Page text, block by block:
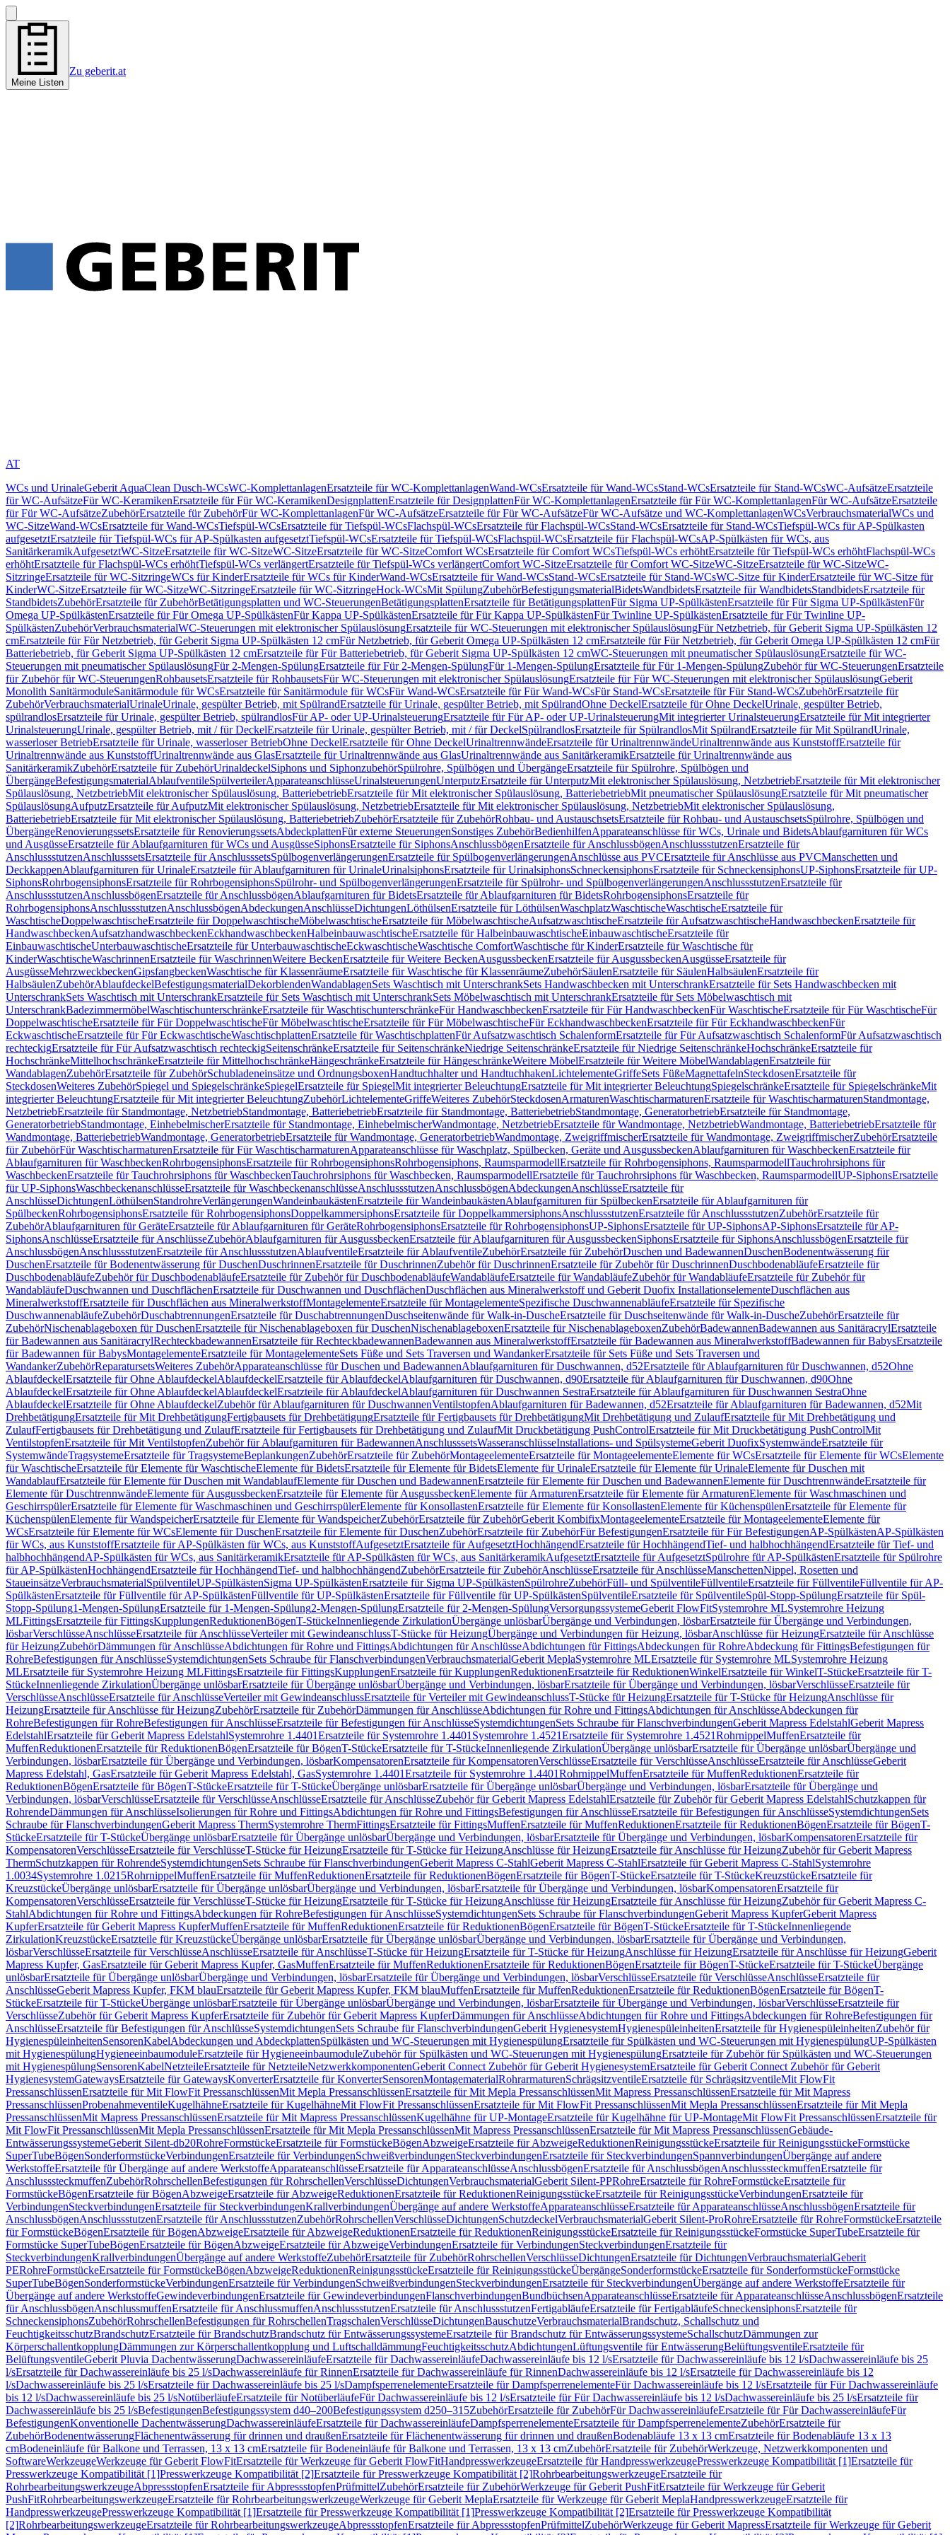
Meine Listen
Zu geberit.at
AT
WCs und UrinaleGeberit AquaClean Dusch-WCsWC-KomplettanlagenErsatzteile für WC-KomplettanlagenWand-WCsErsatzteile für Wand-WCsStand-WCsErsatzteile für Stand-WCsWC-AufsätzeErsatzteile
für WC-AufsätzeFür WC-KeramikenErsatzteile für Für WC-KeramikenDesignplattenErsatzteile für DesignplattenFür WC-KomplettanlagenErsatzteile für Für WC-KomplettanlagenFür WC-AufsätzeErsatzteile
für Für WC-AufsätzeZubehörErsatzteile für ZubehörFür WC-KomplettanlagenFür WC-AufsätzeErsatzteile für Für WC-AufsätzeFür WC-Aufsätze und WC-KomplettanlagenWCsVerbrauchsmaterialWCs und
WC-SitzeWand-WCsErsatzteile für Wand-WCsTiefspül-WCsErsatzteile für Tiefspül-WCsFlachspül-WCsErsatzteile für Flachspül-WCsStand-WCsErsatzteile für Stand-WCsTiefspül-WCs für AP-Spülkasten
aufgesetztErsatzteile für Tiefspül-WCs für AP-Spülkasten aufgesetztTiefspül-WCsErsatzteile für Tiefspül-WCsFlachspül-WCsErsatzteile für Flachspül-WCsAP-Spülkästen für WCs, aus
SanitärkeramikAufgesetztWC-SitzeErsatzteile für WC-SitzeWC-SitzeErsatzteile für WC-SitzeComfort WCsErsatzteile für Comfort WCsTiefspül-WCs erhöhtErsatzteile für Tiefspül-WCs erhöhtFlachspül-WCs
erhöhtErsatzteile für Flachspül-WCs erhöhtTiefspül-WCs verlängertErsatzteile für Tiefspül-WCs verlängertComfort WC-SitzeErsatzteile für Comfort WC-SitzeWC-SitzeErsatzteile für WC-SitzeWC-
SitzringeErsatzteile für WC-SitzringeWCs für KinderErsatzteile für WCs für KinderWand-WCsErsatzteile für Wand-WCsStand-WCsErsatzteile für Stand-WCsWC-Sitze für KinderErsatzteile für WC-Sitze für
KinderWC-SitzeErsatzteile für WC-SitzeWC-SitzringeErsatzteile für WC-SitzringeHock-WCsMit SpülungZubehörBefestigungsmaterialBidetsWandbidetsErsatzteile für WandbidetsStandbidetsErsatzteile für
StandbidetsZubehörErsatzteile für ZubehörBetätigungsplatten und WC-SteuerungenBetätigungsplattenErsatzteile für BetätigungsplattenFür Sigma UP-SpülkästenErsatzteile für Für Sigma UP-SpülkästenFür
Omega UP-SpülkästenErsatzteile für Für Omega UP-SpülkästenFür Kappa UP-SpülkästenErsatzteile für Für Kappa UP-SpülkästenFür Twinline UP-SpülkästenErsatzteile für Für Twinline UP-
SpülkästenZubehörVerbrauchsmaterialWC-Steuerungen mit elektronischer SpülauslösungErsatzteile für WC-Steuerungen mit elektronischer SpülauslösungFür Netzbetrieb, für Geberit Sigma UP-Spülkästen 12
cmErsatzteile für Für Netzbetrieb, für Geberit Sigma UP-Spülkästen 12 cmFür Netzbetrieb, für Geberit Omega UP-Spülkästen 12 cmErsatzteile für Für Netzbetrieb, für Geberit Omega UP-Spülkästen 12 cmFür
Batteriebetrieb, für Geberit Sigma UP-Spülkästen 12 cmErsatzteile für Für Batteriebetrieb, für Geberit Sigma UP-Spülkästen 12 cmWC-Steuerungen mit pneumatischer SpülauslösungErsatzteile für WC-
Steuerungen mit pneumatischer SpülauslösungFür 2-Mengen-SpülungErsatzteile für Für 2-Mengen-SpülungFür 1-Mengen-SpülungErsatzteile für Für 1-Mengen-SpülungZubehör für WC-SteuerungenErsatzteile
für Zubehör für WC-SteuerungenRohbausetsErsatzteile für RohbausetsFür WC-Steuerungen mit elektronischer SpülauslösungErsatzteile für Für WC-Steuerungen mit elektronischer SpülauslösungGeberit
Monolith SanitärmoduleSanitärmodule für WCsErsatzteile für Sanitärmodule für WCsFür Wand-WCsErsatzteile für Für Wand-WCsFür Stand-WCsErsatzteile für Für Stand-WCsZubehörErsatzteile für
ZubehörVerbrauchsmaterialUrinaleUrinale, gespülter Betrieb, mit SpülrandErsatzteile für Urinale, gespülter Betrieb, mit SpülrandOhne DeckelErsatzteile für Ohne DeckelUrinale, gespülter Betrieb,
spülrandlosErsatzteile für Urinale, gespülter Betrieb, spülrandlosFür AP- oder UP-UrinalsteuerungErsatzteile für Für AP- oder UP-UrinalsteuerungMit integrierter UrinalsteuerungErsatzteile für Mit integrierter
UrinalsteuerungUrinale, gespülter Betrieb, mit / für DeckelErsatzteile für Urinale, gespülter Betrieb, mit / für DeckelSpülrandlosErsatzteile für SpülrandlosMit SpülrandErsatzteile für Mit SpülrandUrinale,
wasserloser BetriebErsatzteile für Urinale, wasserloser BetriebOhne DeckelErsatzteile für Ohne DeckelUrinaltrennwändeErsatzteile für UrinaltrennwändeUrinaltrennwände aus KunststoffErsatzteile für
Urinaltrennwände aus KunststoffUrinaltrennwände aus GlasErsatzteile für Urinaltrennwände aus GlasUrinaltrennwände aus SanitärkeramikErsatzteile für Urinaltrennwände aus
SanitärkeramikZubehörErsatzteile für ZubehörUrinaldeckelSiphons und SiphonzubehörSpülrohre, Spülbögen und ÜbergängeErsatzteile für Spülrohre, Spülbögen und
ÜbergängeBefestigungsmaterialAblaufventileSpülverteilerApparateanschlüsseUrinalsteuerungenUnterputzErsatzteile für UnterputzMit elektronischer Spülauslösung, NetzbetriebErsatzteile für Mit elektronischer
Spülauslösung, NetzbetriebMit elektronischer Spülauslösung, BatteriebetriebErsatzteile für Mit elektronischer Spülauslösung, BatteriebetriebMit pneumatischer SpülauslösungErsatzteile für Mit pneumatischer
SpülauslösungAufputzErsatzteile für AufputzMit elektronischer Spülauslösung, NetzbetriebErsatzteile für Mit elektronischer Spülauslösung, NetzbetriebMit elektronischer Spülauslösung,
BatteriebetriebErsatzteile für Mit elektronischer Spülauslösung, BatteriebetriebZubehörErsatzteile für ZubehörRohbau- und AustauschsetsErsatzteile für Rohbau- und AustauschsetsSpülrohre, Spülbögen und
ÜbergängeRenovierungssetsErsatzteile für RenovierungssetsAbdeckplattenFür externe SteuerungenSonstiges ZubehörBedienhilfenApparateanschlüsse für WCs, Urinale und BidetsAblaufgarnituren für WCs
und AusgüsseErsatzteile für Ablaufgarnituren für WCs und AusgüsseSiphonsErsatzteile für SiphonsAnschlussbögenErsatzteile für AnschlussbögenAnschlussstutzenErsatzteile für
AnschlussstutzenAnschlusssetsErsatzteile für AnschlusssetsSpülbogenverlängerungenErsatzteile für SpülbogenverlängerungenAnschlüsse aus PVCErsatzteile für Anschlüsse aus PVCManschetten und
DeckkappenAblaufgarnituren für UrinaleErsatzteile für Ablaufgarnituren für UrinaleUrinalsiphonsErsatzteile für UrinalsiphonsSchneckensiphonsErsatzteile für SchneckensiphonsUP-SiphonsErsatzteile für UP-
SiphonsRohrbogensiphonsErsatzteile für RohrbogensiphonsSpülrohr- und SpülbogenverlängerungenErsatzteile für Spülrohr- und SpülbogenverlängerungenAnschlussstutzenErsatzteile für
AnschlussstutzenAnschlussbögenErsatzteile für AnschlussbögenAblaufgarnituren für BidetsErsatzteile für Ablaufgarnituren für BidetsRohrbogensiphonsErsatzteile für
RohrbogensiphonsAnschlussstutzenAnschlussbögenAbdeckungenAnschlüsseDichtungenLöthülsenErsatzteile für LöthülsenWaschplatzWaschtischeWaschtischeErsatzteile für
WaschtischeDoppelwaschtischeErsatzteile für DoppelwaschtischeMöbelwaschtischeErsatzteile für MöbelwaschtischeAufsatzwaschtischeErsatzteile für AufsatzwaschtischeHandwaschbeckenErsatzteile für
HandwaschbeckenAufsatzhandwaschbeckenEckhandwaschbeckenHalbeinbauwaschtischeErsatzteile für HalbeinbauwaschtischeEinbauwaschtischeErsatzteile für
EinbauwaschtischeUnterbauwaschtischeErsatzteile für UnterbauwaschtischeEckwaschtischeWaschtische ComfortWaschtische für KinderErsatzteile für Waschtische für
KinderWaschtischeWaschrinnenErsatzteile für WaschrinnenWeitere BeckenErsatzteile für Weitere BeckenAusgussbeckenErsatzteile für AusgussbeckenAusgüsseErsatzteile für
AusgüsseMehrzweckbeckenGipsfangbeckenWaschtische für KlassenräumeErsatzteile für Waschtische für KlassenräumeZubehörSäulenErsatzteile für SäulenHalbsäulenErsatzteile für
HalbsäulenZubehörAblaufdeckelBefestigungsmaterialDekorblendenWandablagenSets Waschtisch mit UnterschrankSets Handwaschbecken mit UnterschrankErsatzteile für Sets Handwaschbecken mit
UnterschrankSets Waschtisch mit UnterschrankErsatzteile für Sets Waschtisch mit UnterschrankSets Möbelwaschtisch mit UnterschrankErsatzteile für Sets Möbelwaschtisch mit
UnterschrankBadezimmermöbelWaschtischunterschränkeErsatzteile für WaschtischunterschränkeFür HandwaschbeckenErsatzteile für Für HandwaschbeckenFür WaschtischeErsatzteile für Für WaschtischeFür
DoppelwaschtischeErsatzteile für Für DoppelwaschtischeFür MöbelwaschtischeErsatzteile für Für MöbelwaschtischeFür EckhandwaschbeckenErsatzteile für Für EckhandwaschbeckenFür
EckwaschtischeErsatzteile für Für EckwaschtischeWaschtischplattenErsatzteile für WaschtischplattenFür Aufsatzwaschtisch SchalenformErsatzteile für Für Aufsatzwaschtisch SchalenformFür Aufsatzwaschtisch
rechteckigErsatzteile für Für Aufsatzwaschtisch rechteckigSeitenschränkeErsatzteile für SeitenschränkeNiedrige SeitenschränkeErsatzteile für Niedrige SeitenschränkeHochschränkeErsatzteile für
HochschränkeMittelhochschränkeErsatzteile für MittelhochschränkeHängeschränkeErsatzteile für HängeschränkeWeitere MöbelErsatzteile für Weitere MöbelWandablagenErsatzteile für
WandablagenZubehörErsatzteile für ZubehörSchubladeneinsätze und OrdnungsboxenHandtuchhalter und HandtuchhakenLichtelementeGriffeSets FüßeMagnettafelnSteckdosenErsatzteile für
SteckdosenWeiteres ZubehörSpiegel und SpiegelschränkeSpiegelErsatzteile für SpiegelMit integrierter BeleuchtungErsatzteile für Mit integrierter BeleuchtungSpiegelschränkeErsatzteile für SpiegelschränkeMit
integrierter BeleuchtungErsatzteile für Mit integrierter BeleuchtungZubehörLichtelementeGriffeWeiteres ZubehörSteckdosenArmaturenWaschtischarmaturenErsatzteile für WaschtischarmaturenStandmontage,
NetzbetriebErsatzteile für Standmontage, NetzbetriebStandmontage, BatteriebetriebErsatzteile für Standmontage, BatteriebetriebStandmontage, GeneratorbetriebErsatzteile für Standmontage,
GeneratorbetriebStandmontage, EinhebelmischerErsatzteile für Standmontage, EinhebelmischerWandmontage, NetzbetriebErsatzteile für Wandmontage, NetzbetriebWandmontage, BatteriebetriebErsatzteile für
Wandmontage, BatteriebetriebWandmontage, GeneratorbetriebErsatzteile für Wandmontage, GeneratorbetriebWandmontage, ZweigriffmischerErsatzteile für Wandmontage, ZweigriffmischerZubehörErsatzteile
für ZubehörFür WaschtischarmaturenErsatzteile für Für WaschtischarmaturenApparateanschlüsse für Waschplatz, Spülbecken, Geräte und AusgussbeckenAblaufgarnituren für WaschbeckenErsatzteile für
Ablaufgarnituren für WaschbeckenRohrbogensiphonsErsatzteile für RohrbogensiphonsRohrbogensiphons, RaumsparmodellErsatzteile für Rohrbogensiphons, RaumsparmodellTauchrohrsiphons für
WaschbeckenErsatzteile für Tauchrohrsiphons für WaschbeckenTauchrohrsiphons für Waschbecken, RaumsparmodellErsatzteile für Tauchrohrsiphons für Waschbecken, RaumsparmodellUP-SiphonsErsatzteile
für UP-SiphonsWaschbeckenanschlüsseErsatzteile für WaschbeckenanschlüsseAnschlussstutzenAnschlussbögenAbdeckungenAnschlüsseErsatzteile für
AnschlüsseDichtungenLöthülsenStandrohreVerlängerungenWandeinbaukästenErsatzteile für WandeinbaukästenAblaufgarnituren für SpülbeckenErsatzteile für Ablaufgarnituren für
SpülbeckenRohrbogensiphonsErsatzteile für RohrbogensiphonsDoppelkammersiphonsErsatzteile für DoppelkammersiphonsAnschlussstutzenErsatzteile für AnschlussstutzenZubehörErsatzteile für
ZubehörAblaufgarnituren für GeräteErsatzteile für Ablaufgarnituren für GeräteRohrbogensiphonsErsatzteile für RohrbogensiphonsUP-SiphonsErsatzteile für UP-SiphonsAP-SiphonsErsatzteile für AP-
SiphonsAnschlüsseErsatzteile für AnschlüsseZubehörAblaufgarnituren für AusgussbeckenErsatzteile für Ablaufgarnituren für AusgussbeckenSiphonsErsatzteile für SiphonsAnschlussbögenErsatzteile für
AnschlussbögenAnschlussstutzenErsatzteile für AnschlussstutzenAblaufventileErsatzteile für AblaufventileZubehörErsatzteile für ZubehörDuschen und BadewannenDuschenBodenentwässerung für
DuschenErsatzteile für Bodenentwässerung für DuschenDuschrinnenErsatzteile für DuschrinnenZubehör für DuschrinnenErsatzteile für Zubehör für DuschrinnenDuschbodenabläufeErsatzteile für
DuschbodenabläufeZubehör für DuschbodenabläufeErsatzteile für Zubehör für DuschbodenabläufeWandabläufeErsatzteile für WandabläufeZubehör für WandabläufeErsatzteile für Zubehör für
WandabläufeDuschwannen und DuschflächenErsatzteile für Duschwannen und DuschflächenDuschflächen aus Mineralwerkstoff und Geberit Duofix InstallationselementeDuschflächen aus
MineralwerkstoffErsatzteile für Duschflächen aus MineralwerkstoffMontagelementeErsatzteile für MontagelementeSpezifische DuschwannenabläufeErsatzteile für Spezifische
DuschwannenabläufeZubehörDuschabtrennungenErsatzteile für DuschabtrennungenDuschseitenwände für Walk-in-DuscheErsatzteile für Duschseitenwände für Walk-in-DuscheZubehörErsatzteile für
ZubehörNischenablageboxen für DuschenErsatzteile für Nischenablageboxen für DuschenNischenablageboxenErsatzteile für NischenablageboxenZubehörBadewannenBadewannen aus SanitäracrylErsatzteile
für Badewannen aus SanitäracrylRechteckbadewannenErsatzteile für RechteckbadewannenBadewannen aus MineralwerkstoffErsatzteile für Badewannen aus MineralwerkstoffBadewannen für BabysErsatzteile
für Badewannen für BabysMontagelementeErsatzteile für MontagelementeSets Füße und Sets Traversen und WandankerErsatzteile für Sets Füße und Sets Traversen und
WandankerZubehörReparatursetsWeiteres ZubehörApparateanschlüsse für Duschen und BadewannenAblaufgarnituren für Duschwannen, d52Ersatzteile für Ablaufgarnituren für Duschwannen, d52Ohne
AblaufdeckelErsatzteile für Ohne AblaufdeckelAblaufdeckelErsatzteile für AblaufdeckelAblaufgarnituren für Duschwannen, d90Ersatzteile für Ablaufgarnituren für Duschwannen, d90Ohne
AblaufdeckelErsatzteile für Ohne AblaufdeckelAblaufdeckelErsatzteile für AblaufdeckelAblaufgarnituren für Duschwannen SestraErsatzteile für Ablaufgarnituren für Duschwannen SestraOhne
AblaufdeckelErsatzteile für Ohne AblaufdeckelZubehör für Ablaufgarnituren für DuschwannenVentilstopfenAblaufgarnituren für Badewannen, d52Ersatzteile für Ablaufgarnituren für Badewannen, d52Mit
DrehbetätigungErsatzteile für Mit DrehbetätigungFertigbausets für DrehbetätigungErsatzteile für Fertigbausets für DrehbetätigungMit Drehbetätigung und ZulaufErsatzteile für Mit Drehbetätigung und
ZulaufFertigbausets für Drehbetätigung und ZulaufErsatzteile für Fertigbausets für Drehbetätigung und ZulaufMit Druckbetätigung PushControlErsatzteile für Mit Druckbetätigung PushControlMit
VentilstopfenErsatzteile für Mit VentilstopfenZubehör für Ablaufgarnituren für BadewannenAnschlusssetsWasseranschlüsseInstallations- und SpülsystemeGeberit DuofixSystemwändeErsatzteile für
SystemwändeTragsystemeErsatzteile für TragsystemeBeplankungenZubehörErsatzteile für ZubehörMontageelementeErsatzteile für MontageelementeElemente für WCsErsatzteile für Elemente für WCsElemente
für WaschtischeErsatzteile für Elemente für WaschtischeElemente für BidetsErsatzteile für Elemente für BidetsElemente für UrinaleErsatzteile für Elemente für UrinaleElemente für Duschen mit
WandablaufErsatzteile für Elemente für Duschen mit WandablaufElemente für Duschen und BadewannenErsatzteile für Elemente für Duschen und BadewannenElemente für DuschtrennwändeErsatzteile für
Elemente für DuschtrennwändeElemente für AusgussbeckenErsatzteile für Elemente für AusgussbeckenElemente für ArmaturenErsatzteile für Elemente für ArmaturenElemente für Waschmaschinen und
GeschirrspülerErsatzteile für Elemente für Waschmaschinen und GeschirrspülerElemente für KonsollastenErsatzteile für Elemente für KonsollastenElemente für KüchenspülenErsatzteile für Elemente für
KüchenspülenElemente für WandspeicherErsatzteile für Elemente für WandspeicherZubehörErsatzteile für ZubehörGeberit KombifixMontageelementeErsatzteile für MontageelementeElemente für
WCsErsatzteile für Elemente für WCsElemente für DuschenErsatzteile für Elemente für DuschenZubehörErsatzteile für ZubehörFür BefestigungenErsatzteile für Für BefestigungenAP-SpülkästenAP-Spülkästen
für WCs, aus KunststoffErsatzteile für AP-Spülkästen für WCs, aus KunststoffAufgesetztErsatzteile für AufgesetztHochhängendErsatzteile für HochhängendTief- und halbhochhängendErsatzteile für Tief- und
halbhochhängendAP-Spülkästen für WCs, aus SanitärkeramikErsatzteile für AP-Spülkästen für WCs, aus SanitärkeramikAufgesetztErsatzteile für AufgesetztSpülrohre für AP-SpülkästenErsatzteile für Spülrohre
für AP-SpülkästenHochhängendErsatzteile für HochhängendTief- und halbhochhängendZubehörErsatzteile für ZubehörAnschlüsseErsatzteile für AnschlüsseManschettenNippel, Rosetten und
StaueinsätzeVerbrauchsmaterialSpülventileUP-SpülkästenSigma UP-SpülkästenErsatzteile für Sigma UP-SpülkästenSpülrohreZubehörFüll- und SpülventileFüllventileErsatzteile für FüllventileFüllventile für AP-
SpülkästenErsatzteile für Füllventile für AP-SpülkästenFüllventile für UP-SpülkästenErsatzteile für Füllventile für UP-SpülkästenSpülventileErsatzteile für SpülventileSpül-Stopp-SpülungErsatzteile für Spül-
Stopp-Spülung1-Mengen-SpülungErsatzteile für 1-Mengen-Spülung2-Mengen-SpülungErsatzteile für 2-Mengen-SpülungVersorgungssystemeGeberit FlowFitSystemrohre MLSystemrohre Heizung
MLFittingsErsatzteile für FittingsKupplungenReduktionenBögenT-StückeInnenliegende ZirkulationÜbergänge unlösbarÜbergänge und Verbindungen, lösbarErsatzteile für Übergänge und Verbindungen,
lösbarVerschlüsseAnschlüsseErsatzteile für AnschlüsseVerteiler mit GewindeanschlussT-Stücke für HeizungÜbergänge und Verbindungen für Heizung, lösbarAnschlüsse für HeizungErsatzteile für Anschlüsse
für HeizungZubehörDämmungen für AnschlüsseAbdichtungen für Rohre und FittingsAbdichtungen für AnschlüsseAbdichtungen für FittingsAbdeckungen für RohreAbdeckung für FittingsBefestigungen für
RohreBefestigungen für AnschlüsseSystemdichtungenSets Schraube für FlanschverbindungenVerbrauchsmaterialGeberit MeplaSystemrohre MLErsatzteile für Systemrohre MLSystemrohre Heizung
MLErsatzteile für Systemrohre Heizung MLFittingsErsatzteile für FittingsKupplungenErsatzteile für KupplungenReduktionenErsatzteile für ReduktionenWinkelErsatzteile für WinkelT-StückeErsatzteile für T-
StückeInnenliegende ZirkulationÜbergänge unlösbarErsatzteile für Übergänge unlösbarÜbergänge und Verbindungen, lösbarErsatzteile für Übergänge und Verbindungen, lösbarVerschlüsseErsatzteile für
VerschlüsseAnschlüsseErsatzteile für AnschlüsseVerteiler mit GewindeanschlussErsatzteile für Verteiler mit GewindeanschlussT-Stücke für HeizungErsatzteile für T-Stücke für HeizungAnschlüsse für
HeizungErsatzteile für Anschlüsse für HeizungZubehörErsatzteile für ZubehörDämmungen für AnschlüsseAbdichtungen für Rohre und FittingsAbdichtungen für AnschlüsseAbdeckungen für
RohreBefestigungen für RohreBefestigungen für AnschlüsseErsatzteile für Befestigungen für AnschlüsseSystemdichtungenSets Schraube für FlanschverbindungenGeberit Mapress EdelstahlGeberit Mapress
EdelstahlErsatzteile für Geberit Mapress EdelstahlSystemrohre 1.4401Ersatzteile für Systemrohre 1.4401 Systemrohre 1.4521Ersatzteile für Systemrohre 1.4521RohrnippelMuffenErsatzteile für
MuffenReduktionenErsatzteile für ReduktionenBögenErsatzteile für BögenT-StückeErsatzteile für T-StückeInnenliegende ZirkulationÜbergänge unlösbarErsatzteile für Übergänge unlösbarÜbergänge und
Verbindungen, lösbarErsatzteile für Übergänge und Verbindungen, lösbarKompensatorenErsatzteile für KompensatorenVerschlüsseErsatzteile für VerschlüsseAnschlüsseErsatzteile für AnschlüsseGeberit
Mapress Edelstahl, GasErsatzteile für Geberit Mapress Edelstahl, GasSystemrohre 1.4401Ersatzteile für Systemrohre 1.4401RohrnippelMuffenErsatzteile für MuffenReduktionenErsatzteile für
ReduktionenBögenErsatzteile für BögenT-StückeErsatzteile für T-StückeÜbergänge unlösbarErsatzteile für Übergänge unlösbarÜbergänge und Verbindungen, lösbarErsatzteile für Übergänge und
Verbindungen, lösbarVerschlüsseErsatzteile für VerschlüsseAnschlüsseErsatzteile für AnschlüsseZubehör für Geberit Mapress EdelstahlErsatzteile für Zubehör für Geberit Mapress EdelstahlSchutzkappen für
RohrendeDämmungen für AnschlüsseIsolierungen für Rohre und FittingsAbdichtungen für Rohre und FittingsBefestigungen für AnschlüsseErsatzteile für Befestigungen für AnschlüsseSystemdichtungenSets
Schraube für FlanschverbindungenGeberit Mapress ThermSystemrohre ThermFittingsErsatzteile für FittingsMuffenErsatzteile für MuffenReduktionenErsatzteile für ReduktionenBögenErsatzteile für BögenT-
StückeErsatzteile für T-StückeÜbergänge unlösbarErsatzteile für Übergänge unlösbarÜbergänge und Verbindungen, lösbarErsatzteile für Übergänge und Verbindungen, lösbarKompensatorenErsatzteile für
KompensatorenVerschlüsseErsatzteile für VerschlüsseT-Stücke für HeizungErsatzteile für T-Stücke für HeizungAnschlüsse für HeizungErsatzteile für Anschlüsse für HeizungZubehör für Geberit Mapress
ThermSchutzkappen für RohrendeSystemdichtungenSets Schraube für FlanschverbindungenGeberit Mapress C-StahlGeberit Mapress C-StahlErsatzteile für Geberit Mapress C-StahlSystemrohre
1.0034Systemrohre 1.0215RohrnippelMuffenErsatzteile für MuffenReduktionenErsatzteile für ReduktionenBögenErsatzteile für BögenT-StückeErsatzteile für T-StückeKreuzstückeErsatzteile für
KreuzstückeÜbergänge unlösbarErsatzteile für Übergänge unlösbarÜbergänge und Verbindungen, lösbarErsatzteile für Übergänge und Verbindungen, lösbarKompensatorenErsatzteile für
KompensatorenVerschlüsseErsatzteile für VerschlüsseT-Stücke für HeizungErsatzteile für T-Stücke für HeizungAnschlüsse für HeizungErsatzteile für Anschlüsse für HeizungZubehör für Geberit Mapress C-
StahlAbdichtungen für Rohre und FittingsAbdeckungen für RohreBefestigungen für AnschlüsseSystemdichtungenSets Schraube für FlanschverbindungenGeberit Mapress KupferGeberit Mapress
KupferErsatzteile für Geberit Mapress KupferMuffenErsatzteile für MuffenReduktionenErsatzteile für ReduktionenBögenErsatzteile für BögenT-StückeErsatzteile für T-StückeInnenliegende
ZirkulationKreuzstückeErsatzteile für KreuzstückeÜbergänge unlösbarErsatzteile für Übergänge unlösbarÜbergänge und Verbindungen, lösbarErsatzteile für Übergänge und Verbindungen,
lösbarVerschlüsseErsatzteile für VerschlüsseAnschlüsseErsatzteile für AnschlüsseT-Stücke für HeizungErsatzteile für T-Stücke für HeizungAnschlüsse für HeizungErsatzteile für Anschlüsse für HeizungGeberit
Mapress Kupfer, GasErsatzteile für Geberit Mapress Kupfer, GasMuffenErsatzteile für MuffenReduktionenErsatzteile für ReduktionenBögenErsatzteile für BögenT-StückeErsatzteile für T-StückeÜbergänge
unlösbarErsatzteile für Übergänge unlösbarÜbergänge und Verbindungen, lösbarErsatzteile für Übergänge und Verbindungen, lösbarVerschlüsseErsatzteile für VerschlüsseAnschlüsseErsatzteile für
AnschlüsseGeberit Mapress Kupfer, FKM blauErsatzteile für Geberit Mapress Kupfer, FKM blauMuffenErsatzteile für MuffenReduktionenErsatzteile für ReduktionenBögenErsatzteile für BögenT-
StückeErsatzteile für T-StückeÜbergänge unlösbarErsatzteile für Übergänge unlösbarÜbergänge und Verbindungen, lösbarErsatzteile für Übergänge und Verbindungen, lösbarVerschlüsseErsatzteile für
VerschlüsseZubehör für Geberit Mapress KupferErsatzteile für Zubehör für Geberit Mapress KupferDämmungen für AnschlüsseAbdichtungen für Rohre und FittingsAbdeckungen für RohreBefestigungen für
AnschlüsseErsatzteile für Befestigungen für AnschlüsseSystemdichtungenSets Schraube für FlanschverbindungenGeberit HygienesystemHygienespüleinheitenErsatzteile für HygienespüleinheitenZubehör für
HygienespüleinheitenSensorenKabelAbdeckungen und AbdeckplattenSpülkästen und WC-Steuerungen mit HygienespülungErsatzteile für Spülkästen und WC-Steuerungen mit HygienespülungUP-Spülkästen
mit HygienespülungHygieneeinbaumoduleErsatzteile für HygieneeinbaumoduleZubehör für Spülkästen und WC-Steuerungen mit HygienespülungErsatzteile für Zubehör für Spülkästen und WC-Steuerungen
mit HygienespülungSensorenKabelNetzteileErsatzteile für NetzteileNetzwerkkomponentenGeberit Connect Zubehör für Geberit HygienesystemErsatzteile für Geberit Connect Zubehör für Geberit
HygienesystemGatewaysErsatzteile für GatewaysKonverterErsatzteile für KonverterSensorenMontagematerialRohrarmaturenSchrägsitzventileErsatzteile für SchrägsitzventileMit FlowFit
PressanschlüssenErsatzteile für Mit FlowFit PressanschlüssenMit Mepla PressanschlüssenErsatzteile für Mit Mepla PressanschlüssenMit Mapress PressanschlüssenErsatzteile für Mit Mapress
PressanschlüssenProbenahmeventileKugelhähneErsatzteile für KugelhähneMit FlowFit PressanschlüssenErsatzteile für Mit FlowFit PressanschlüssenMit Mepla PressanschlüssenErsatzteile für Mit Mepla
PressanschlüssenMit Mapress PressanschlüssenErsatzteile für Mit Mapress PressanschlüssenKugelhähne für UP-MontageErsatzteile für Kugelhähne für UP-MontageMit FlowFit PressanschlüssenErsatzteile für
Mit FlowFit PressanschlüssenMit Mepla PressanschlüssenErsatzteile für Mit Mepla PressanschlüssenMit Mapress PressanschlüssenErsatzteile für Mit Mapress PressanschlüssenGebäude-
EntwässerungssystemeGeberit Silent-db20RohreFormstückeErsatzteile für FormstückeBögenAbzweigeErsatzteile für AbzweigeReduktionenReinigungsstückeErsatzteile für ReinigungsstückeFormstücke
SuperTubeBögenSonderformstückeVerbindungenErsatzteile für VerbindungenSchweißverbindungenSteckverbindungenErsatzteile für SteckverbindungenSpannverbindungenÜbergänge auf andere
WerkstoffeErsatzteile für Übergänge auf andere WerkstoffeApparateanschlüsseErsatzteile für ApparateanschlüsseAnschlussbögenErsatzteile für AnschlussbögenAnschlusssteckmuffenErsatzteile für
AnschlusssteckmuffenZubehörRohrschellenBefestigungen für RohrschellenVerschlüsseDichtungenVerbrauchsmaterialGeberit Silent-PPRohreErsatzteile für RohreFormstückeErsatzteile für
FormstückeBögenErsatzteile für BögenAbzweigeErsatzteile für AbzweigeReduktionenErsatzteile für ReduktionenReinigungsstückeErsatzteile für ReinigungsstückeVerbindungenErsatzteile für
VerbindungenSteckverbindungenErsatzteile für SteckverbindungenKrallverbindungenÜbergänge auf andere WerkstoffeApparateanschlüsseErsatzteile für ApparateanschlüsseAnschlussbögenErsatzteile für
AnschlussbögenAnschlussstutzenErsatzteile für AnschlussstutzenZubehörRohrschellenVerschlüsseDichtungenSchutzdeckelVerbrauchsmaterialGeberit Silent-ProRohreErsatzteile für RohreFormstückeErsatzteile
für FormstückeBögenErsatzteile für BögenAbzweigeErsatzteile für AbzweigeReduktionenErsatzteile für ReduktionenReinigungsstückeErsatzteile für ReinigungsstückeFormstücke SuperTubeErsatzteile für
Formstücke SuperTubeBögenErsatzteile für BögenAbzweigeErsatzteile für AbzweigeVerbindungenErsatzteile für VerbindungenSteckverbindungenErsatzteile für
SteckverbindungenKrallverbindungenÜbergänge auf andere WerkstoffeZubehörErsatzteile für ZubehörRohrschellenVerschlüsseDichtungenErsatzteile für DichtungenVerbrauchsmaterialGeberit
PERohreFormstückeErsatzteile für FormstückeBögenAbzweigeReduktionenReinigungsstückeErsatzteile für ReinigungsstückeÜbergängeSonderformstückeErsatzteile für SonderformstückeFormstücke
SuperTubeBögenSonderformstückeVerbindungenErsatzteile für VerbindungenSchweißverbindungenSteckverbindungenErsatzteile für SteckverbindungenÜbergänge auf andere WerkstoffeErsatzteile für
Übergänge auf andere WerkstoffeGewindeverbindungenErsatzteile für GewindeverbindungenFlanschverbindungenBundbüchsenApparateanschlüsseErsatzteile für ApparateanschlüsseAnschlussbögenErsatzteile
für AnschlussbögenAnschlussmuffenErsatzteile für AnschlussmuffenAnschlussstutzenErsatzteile für AnschlussstutzenFertigabläufeErsatzteile für FertigabläufeSchneckensiphonsErsatzteile für
SchneckensiphonsZubehörRohrschellenBefestigungen für RohrschellenTragschalenVerschlüsseDichtungenBauschutzeVerbrauchsmaterialBrandschutz, Schallschutz und
FeuchtigkeitsschutzBrandschutzErsatzteile für BrandschutzBrandschutz für EntwässerungssystemeErsatzteile für Brandschutz für EntwässerungssystemeSchallschutzDämmungen zur
KörperschallentkopplungDämmungen zur Körperschallentkopplung und LuftschalldämmungFeuchtigkeitsschutzAbdichtungenLüftungsventile für EntwässerungBelüftungsventileErsatzteile für
BelüftungsventileGeberit Pluvia DachentwässerungDachwassereinläufeErsatzteile für DachwassereinläufeDachwassereinläufe bis 12 l/sErsatzteile für Dachwassereinläufe bis 12 l/sDachwassereinläufe bis 25
l/sErsatzteile für Dachwassereinläufe bis 25 l/sDachwassereinläufe für RinnenErsatzteile für Dachwassereinläufe für RinnenDachwassereinläufe bis 12 l/sErsatzteile für Dachwassereinläufe bis 12
l/sDachwassereinläufe bis 25 l/sErsatzteile für Dachwassereinläufe bis 25 l/sDampfsperrenelementeErsatzteile für DampfsperrenelementeFür Dachwassereinläufe bis 12 l/sErsatzteile für Für Dachwassereinläufe
bis 12 l/sDachwassereinläufe bis 25 l/sNotüberläufeErsatzteile für NotüberläufeFür Dachwassereinläufe bis 12 l/sErsatzteile für Für Dachwassereinläufe bis 12 l/sDachwassereinläufe bis 25 l/sErsatzteile für
Dachwassereinläufe bis 25 l/sBefestigungenBefestigungssystem d40–200Befestigungssystem d250–315ZubehörErsatzteile für ZubehörFür DachwassereinläufeErsatzteile für Für DachwassereinläufeFür
BefestigungenKonventionelle DachentwässerungDachwassereinläufeErsatzteile für DachwassereinläufeDampfsperrenelementeErsatzteile für DampfsperrenelementeZubehörErsatzteile für
ZubehörBodenentwässerungFlächenentwässerung für drinnen und draußenErsatzteile für Flächenentwässerung für drinnen und draußenBodenabläufe 13 x 13 cmErsatzteile für Bodenabläufe 13 x 13
cmBodeneinläufe für Balkone und Terrassen, 13 x 13 cmErsatzteile für Bodeneinläufe für Balkone und Terrassen, 13 x 13 cmZubehörErsatzteile für ZubehörWerkzeuge, Netzwerkkomponenten und
SoftwareWerkzeugeWerkzeuge für Geberit FlowFitErsatzteile für Werkzeuge für Geberit FlowFitHandpresswerkzeugeErsatzteile für HandpresswerkzeugePresswerkzeuge Kompatibilität [1]Ersatzteile für
Presswerkzeuge Kompatibilität [1]Presswerkzeuge Kompatibilität [2]Ersatzteile für Presswerkzeuge Kompatibilität [2]RohrbearbeitungswerkzeugeErsatzteile für
RohrbearbeitungswerkzeugeAbpressstopfenErsatzteile für AbpressstopfenPrüfmittelZubehörErsatzteile für ZubehörWerkzeuge für Geberit PushFitErsatzteile für Werkzeuge für Geberit
PushFitRohrbearbeitungswerkzeugeErsatzteile für RohrbearbeitungswerkzeugeWerkzeuge für Geberit MeplaErsatzteile für Werkzeuge für Geberit MeplaHandpresswerkzeugeErsatzteile für
HandpresswerkzeugePresswerkzeuge Kompatibilität [1]Ersatzteile für Presswerkzeuge Kompatibilität [1]Presswerkzeuge Kompatibilität [2]Ersatzteile für Presswerkzeuge Kompatibilität
[2]RohrbearbeitungswerkzeugeErsatzteile für RohrbearbeitungswerkzeugeAbpressstopfenErsatzteile für AbpressstopfenPrüfmittelZubehörWerkzeuge für Geberit MapressErsatzteile für Werkzeuge für Geberit